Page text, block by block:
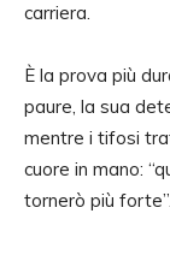
carriera.
È la prova più
paure, la sua
mentre i tifosi
cuore in mano:
tornerò più forte”.